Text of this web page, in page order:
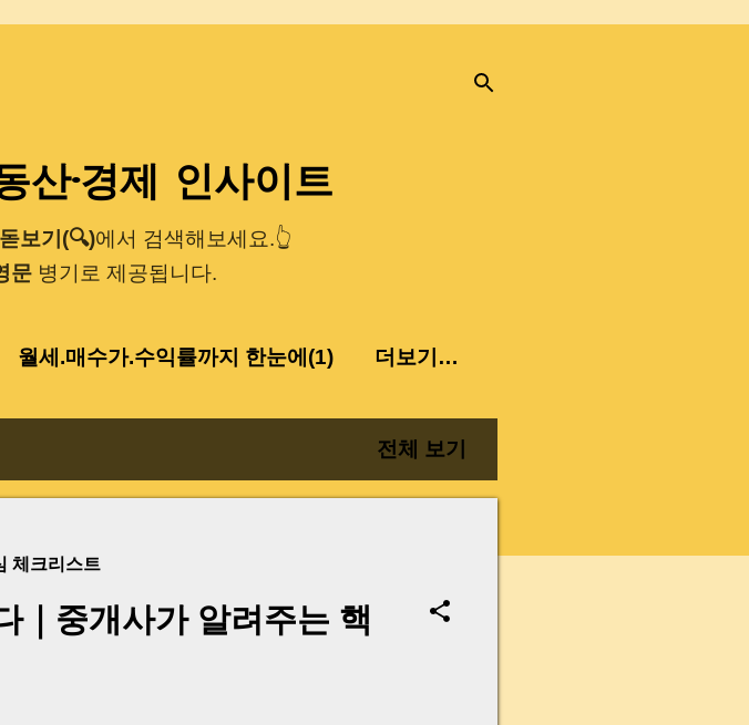
건너뛰기
·경제 인사이트
보기(🔍)에서 검색해보세요.👆
문 병기로 제공됩니다.
월세.매수가.수익률까지 한눈에(1) 더보기…
전체 보기
체크리스트
｜중개사가 알려주는 핵